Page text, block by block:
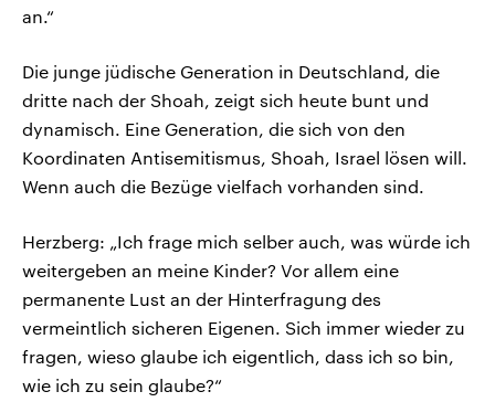
an.“
Die junge jüdische Generation in Deutschland, die
dritte nach der Shoah, zeigt sich heute bunt und
dynamisch. Eine Generation, die sich von den
Koordinaten Antisemitismus, Shoah, Israel lösen will.
Wenn auch die Bezüge vielfach vorhanden sind.
Herzberg: „Ich frage mich selber auch, was würde ich
weitergeben an meine Kinder? Vor allem eine
permanente Lust an der Hinterfragung des
vermeintlich sicheren Eigenen. Sich immer wieder zu
fragen, wieso glaube ich eigentlich, dass ich so bin,
wie ich zu sein glaube?“